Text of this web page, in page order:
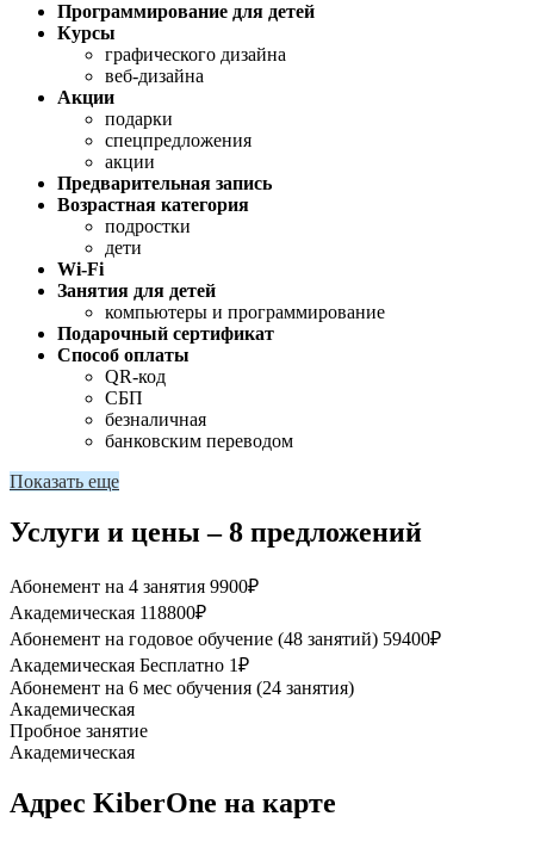
Программирование для детей
Курсы
графического дизайна
веб-дизайна
Акции
подарки
спецпредложения
акции
Предварительная запись
Возрастная категория
подростки
дети
Wi-Fi
Занятия для детей
компьютеры и программирование
Подарочный сертификат
Способ оплаты
QR-код
СБП
безналичная
банковским переводом
Показать еще
Услуги и цены – 8 предложений
Абонемент на 4 занятия 9900₽
Академическая 118800₽
Абонемент на годовое обучение (48 занятий) 59400₽
Академическая Бесплатно 1₽
Абонемент на 6 мес обучения (24 занятия)
Академическая
Пробное занятие
Академическая
Адрес KiberOne на карте